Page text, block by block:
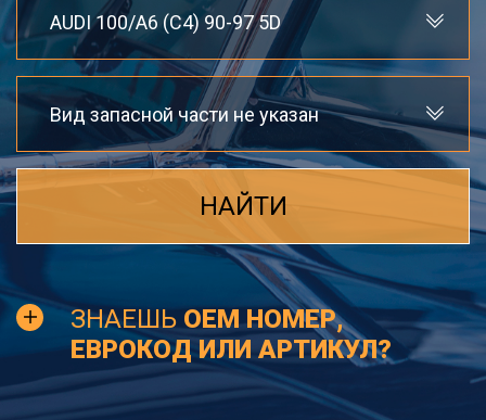
AUDI 100/A6 (C4) 90-97 5D
Вид запасной части не указан
НАЙТИ
ЗНАЕШЬ OEM НОМЕР,
ЕВРОКОД ИЛИ АРТИКУЛ?